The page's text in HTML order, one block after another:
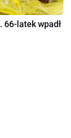
66-latek wpadł